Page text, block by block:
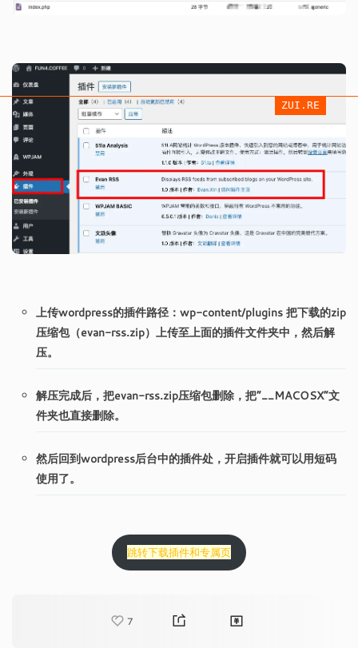
上传wordpress的插件路径：wp-content/plugins 把下载的zip
压缩包（evan-rss.zip）上传至上面的插件文件夹中，然后解
压。
解压完成后，把evan-rss.zip压缩包删除，把“__MACOSX”文
件夹也直接删除。
然后回到wordpress后台中的插件处，开启插件就可以用短码
使用了。
跳转下载插件和专属页
7
ZUI.RE